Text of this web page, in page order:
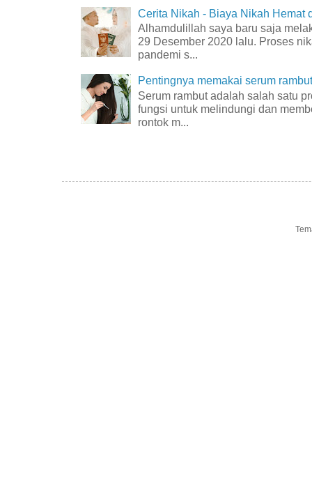
Cerita Nikah - Biaya Nikah Hemat
Alhamdulillah saya baru saja
29 Desember 2020 lalu. Proses
pandemi s...
Pentingnya memakai serum
Serum rambut adalah salah satu
fungsi untuk melindungi dan
rontok m...